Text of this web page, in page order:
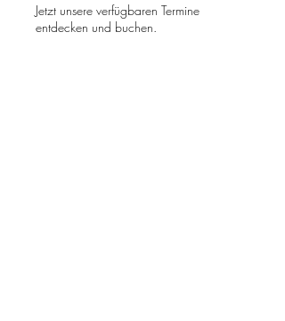
Jetzt unsere verfügbaren Termine
entdecken und buchen.